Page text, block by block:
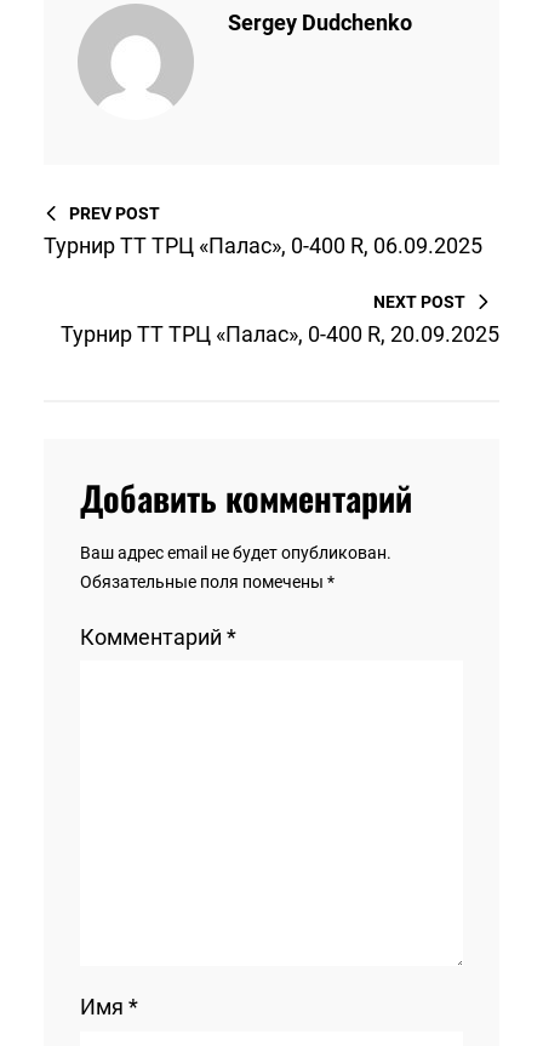
Sergey Dudchenko
PREV POST
Турнир ТТ ТРЦ «Палас», 0-400 R, 06.09.2025
NEXT POST
Турнир ТТ ТРЦ «Палас», 0-400 R, 20.09.2025
Добавить комментарий
Ваш адрес email не будет опубликован.
Обязательные поля помечены *
Комментарий *
Имя *